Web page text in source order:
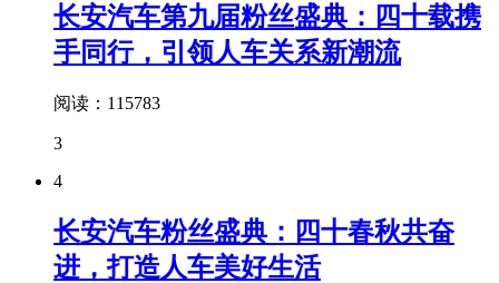
长安汽车第九届粉丝盛典：四十载携
手同行，引领人车关系新潮流
阅读：115783
3
4
长安汽车粉丝盛典：四十春秋共奋
进，打造人车美好生活